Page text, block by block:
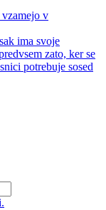
v
ima svoje
zato, ker se
potrebuje sosed